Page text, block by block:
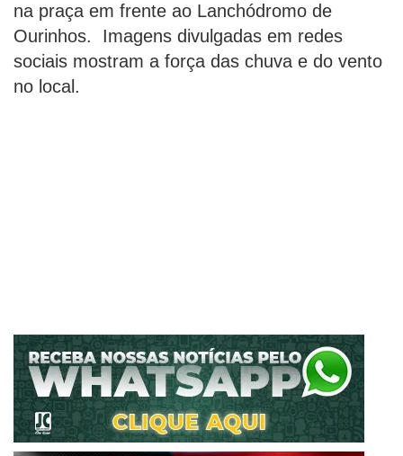
na praça em frente ao Lanchódromo de
Ourinhos. Imagens divulgadas em redes
sociais mostram a força das chuva e do vento
no local.